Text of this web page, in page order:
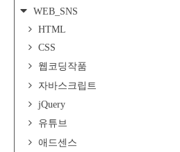
WEB_SNS
HTML
CSS
웹코딩작품
자바스크립트
jQuery
유튜브
애드센스